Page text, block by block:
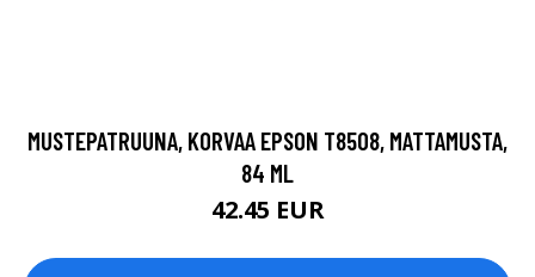
MUSTEPATRUUNA, KORVAA EPSON T8508, MATTAMUSTA,
84 ML
42.45 EUR